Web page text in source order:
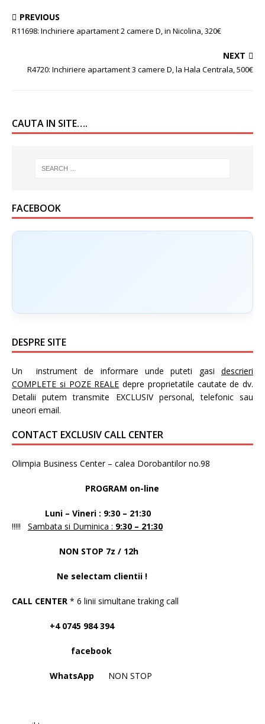
PREVIOUS
R11698: Inchiriere apartament 2 camere D, in Nicolina, 320€
NEXT
R4720: Inchiriere apartament 3 camere D, la Hala Centrala, 500€
CAUTA IN SITE….
FACEBOOK
DESPRE SITE
Un instrument de informare unde puteti gasi descrieri
COMPLETE si POZE REALE depre proprietatile cautate de dv.
Detalii putem transmite EXCLUSIV personal, telefonic sau
uneori email.
CONTACT EXCLUSIV CALL CENTER
Olimpia Business Center – calea Dorobantilor no.98
PROGRAM on-line
Luni – Vineri : 9:30 – 21:30
!!!!! Sambata si Duminica : 9:30 – 21:30
NON STOP 7z / 12h
Ne selectam clientii !
CALL CENTER * 6 linii simultane traking call
+4 0745 984 394
facebook
WhatsApp NON STOP